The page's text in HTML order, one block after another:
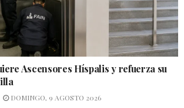
Ascensores Híspalis y refuerza su
DOMINGO, 9 AGOSTO 2026